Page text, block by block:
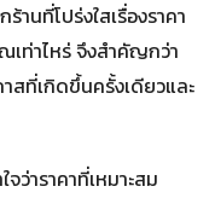
านที่โปร่งใสเรื่องราคา
เท่าไหร่ จึงสำคัญกว่า
สที่เกิดขึ้นครั้งเดียวและ
ว่าราคาที่เหมาะสม